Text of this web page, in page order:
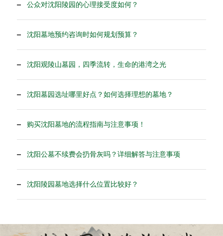
公众对沈阳陵园的心理接受度如何？
沈阳墓地预约咨询时如何规划预算？
沈阳观陵山墓园，四季流转，生命的港湾之光
沈阳墓园选址哪里好点？如何选择理想的墓地？
购买沈阳墓地的流程指南与注意事项！
沈阳公墓不续费会扔骨灰吗？详细解答与注意事项
沈阳陵园墓地选择什么位置比较好？